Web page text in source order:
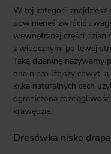
W tej kategorii znajdziesz
powinieneś zwrócić
wewnętrznej części
z widocznymi po lewej
Taką dzianinę nazywamy
ona nieco lżejszy chwyt,
kilka naturalnych cech
ograniczona
krawędzie.
Dresówka nisko